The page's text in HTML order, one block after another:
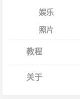
娱乐
照片
教程
关于